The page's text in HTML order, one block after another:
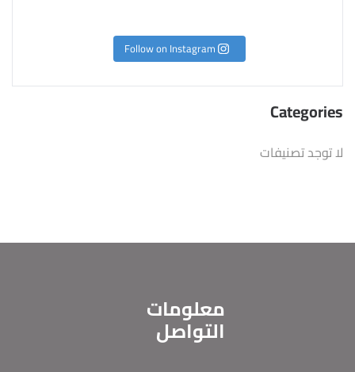
Follow on Instagram
Categories
لا توجد تصنيفات
معلومات
التواصل